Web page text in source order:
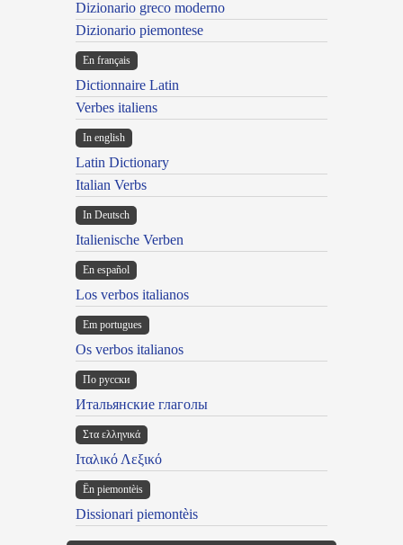
Dizionario greco moderno
Dizionario piemontese
En français
Dictionnaire Latin
Verbes italiens
In english
Latin Dictionary
Italian Verbs
In Deutsch
Italienische Verben
En español
Los verbos italianos
Em portugues
Os verbos italianos
По русски
Итальянские глаголы
Στα ελληνικά
Ιταλικό Λεξικό
Ën piemontèis
Dissionari piemontèis